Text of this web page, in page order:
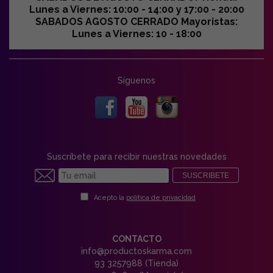
Lunes a Viernes: 10:00 - 14:00 y 17:00 - 20:00
SABADOS AGOSTO CERRADO Mayoristas:
Lunes a Viernes: 10 - 18:00
Síguenos
Suscríbete para recibir nuestras novedades
SUSCRIBETE
Acepto la política de privacidad
CONTACTO
info@productoskarma.com
93 3257988 (Tienda)